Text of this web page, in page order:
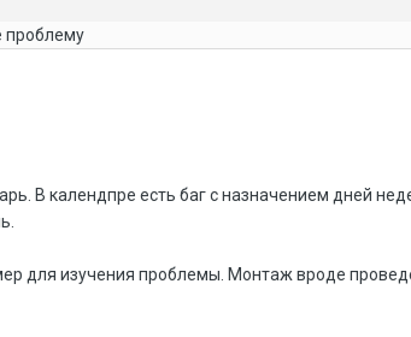
проблему
В календпре есть баг с назначением дней
для изучения проблемы. Монтаж вроде